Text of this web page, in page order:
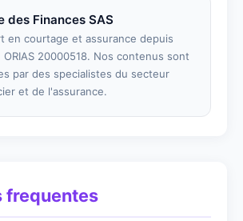
des Finances SAS
en courtage et assurance depuis
ORIAS 20000518. Nos contenus sont
par des specialistes du secteur
et de l'assurance.
frequentes